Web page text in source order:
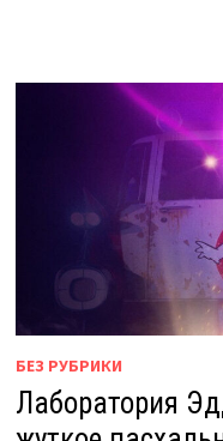
БЕЗ РУБРИКИ
Лаборатория